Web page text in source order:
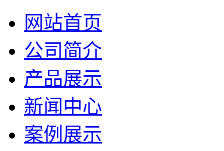
网站首页
公司简介
产品展示
新闻中心
案例展示